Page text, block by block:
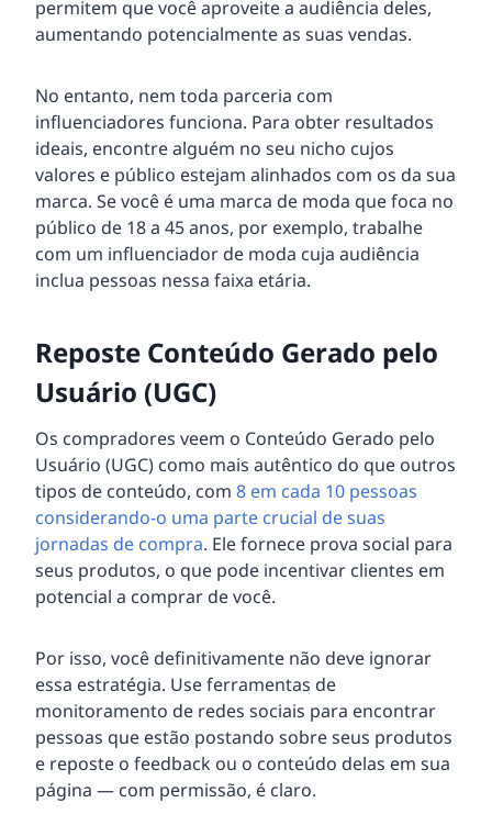
permitem que você aproveite a audiência deles,
aumentando potencialmente as suas vendas.
No entanto, nem toda parceria com
influenciadores funciona. Para obter resultados
ideais, encontre alguém no seu nicho cujos
valores e público estejam alinhados com os da sua
marca. Se você é uma marca de moda que foca no
público de 18 a 45 anos, por exemplo, trabalhe
com um influenciador de moda cuja audiência
inclua pessoas nessa faixa etária.
Reposte Conteúdo Gerado pelo
Usuário (UGC)
Os compradores veem o Conteúdo Gerado pelo
Usuário (UGC) como mais autêntico do que outros
tipos de conteúdo, com 8 em cada 10 pessoas
considerando-o uma parte crucial de suas
jornadas de compra. Ele fornece prova social para
seus produtos, o que pode incentivar clientes em
potencial a comprar de você.
Por isso, você definitivamente não deve ignorar
essa estratégia. Use ferramentas de
monitoramento de redes sociais para encontrar
pessoas que estão postando sobre seus produtos
e reposte o feedback ou o conteúdo delas em sua
página — com permissão, é claro.